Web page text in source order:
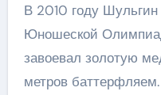
В 2010 году
Юношеской
завоевал золотую
метров